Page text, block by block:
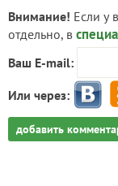
Внимание! Если у
отдельно, в
Ваш E-mail:
Или через:
добавить